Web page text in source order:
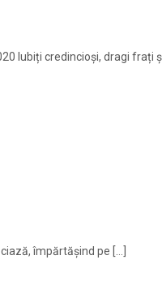
Iubiți credincioși, dragi frați
împărtășind pe […]